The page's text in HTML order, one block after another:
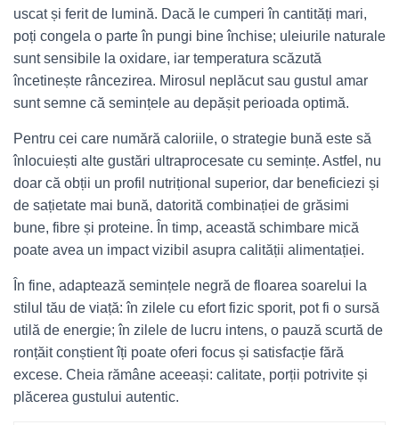
uscat și ferit de lumină. Dacă le cumperi în cantități mari,
poți congela o parte în pungi bine închise; uleiurile naturale
sunt sensibile la oxidare, iar temperatura scăzută
încetinește râncezirea. Mirosul neplăcut sau gustul amar
sunt semne că semințele au depășit perioada optimă.
Pentru cei care numără caloriile, o strategie bună este să
înlocuiești alte gustări ultraprocesate cu semințe. Astfel, nu
doar că obții un profil nutrițional superior, dar beneficiezi și
de sațietate mai bună, datorită combinației de grăsimi
bune, fibre și proteine. În timp, această schimbare mică
poate avea un impact vizibil asupra calității alimentației.
În fine, adaptează semințele negră de floarea soarelui la
stilul tău de viață: în zilele cu efort fizic sporit, pot fi o sursă
utilă de energie; în zilele de lucru intens, o pauză scurtă de
ronțăit conștient îți poate oferi focus și satisfacție fără
excese. Cheia rămâne aceeași: calitate, porții potrivite și
plăcerea gustului autentic.